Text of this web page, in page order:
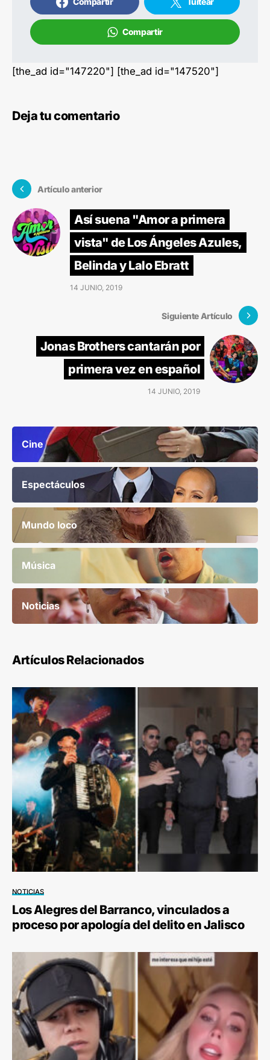
Compartir
[the_ad id="147220"] [the_ad id="147520"]
Deja tu comentario
Artículo anterior
Así suena "Amor a primera
vista" de Los Ángeles Azules,
Belinda y Lalo Ebratt
14 JUNIO, 2019
Siguiente Artículo
Jonas Brothers cantarán por
primera vez en español
14 JUNIO, 2019
Cine
Espectáculos
Mundo loco
Música
Noticias
Artículos Relacionados
NOTICIAS
Los Alegres del Barranco, vinculados a
proceso por apología del delito en Jalisco